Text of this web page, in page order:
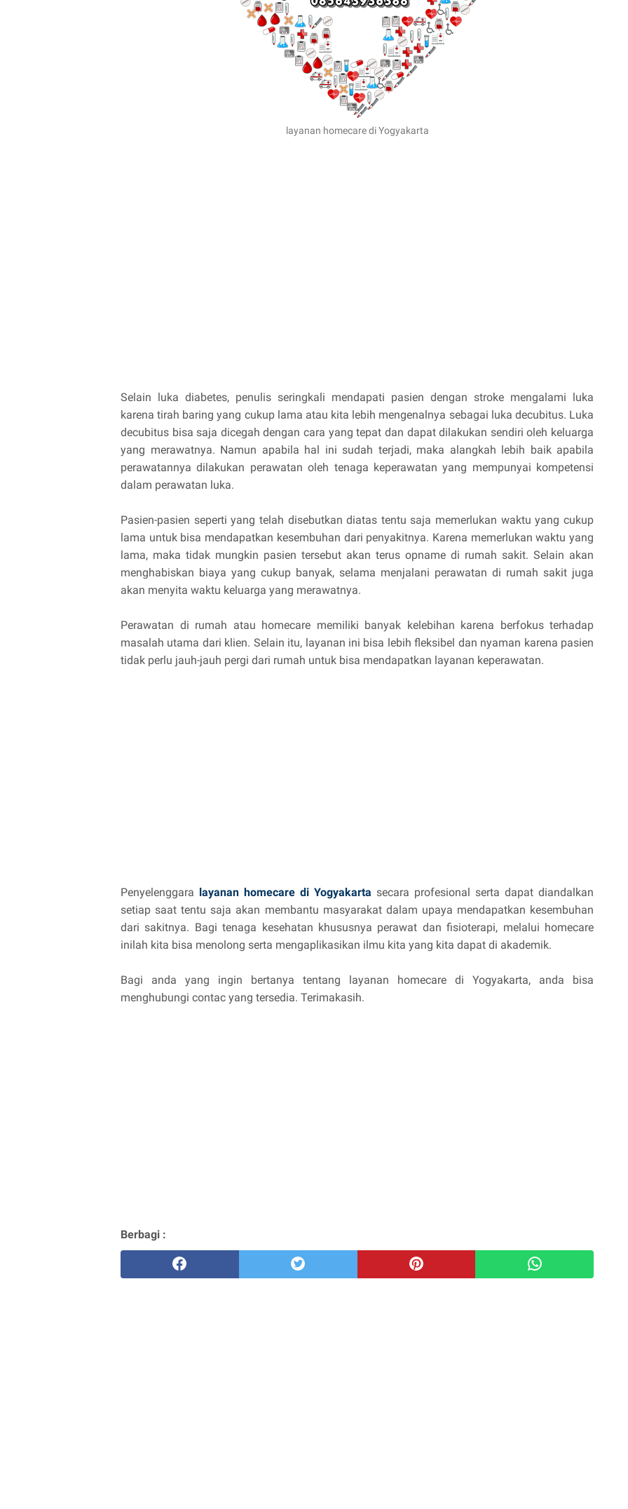
layanan homecare di Yogyakarta
Selain luka diabetes, penulis seringkali mendapati pasien dengan stroke mengalami luka
karena tirah baring yang cukup lama atau kita lebih mengenalnya sebagai luka decubitus. Luka
decubitus bisa saja dicegah dengan cara yang tepat dan dapat dilakukan sendiri oleh keluarga
yang merawatnya. Namun apabila hal ini sudah terjadi, maka alangkah lebih baik apabila
perawatannya dilakukan perawatan oleh tenaga keperawatan yang mempunyai kompetensi
dalam perawatan luka.
Pasien-pasien seperti yang telah disebutkan diatas tentu saja memerlukan waktu yang cukup
lama untuk bisa mendapatkan kesembuhan dari penyakitnya. Karena memerlukan waktu yang
lama, maka tidak mungkin pasien tersebut akan terus opname di rumah sakit. Selain akan
menghabiskan biaya yang cukup banyak, selama menjalani perawatan di rumah sakit juga
akan menyita waktu keluarga yang merawatnya.
Perawatan di rumah atau homecare memiliki banyak kelebihan karena berfokus terhadap
masalah utama dari klien. Selain itu, layanan ini bisa lebih fleksibel dan nyaman karena pasien
tidak perlu jauh-jauh pergi dari rumah untuk bisa mendapatkan layanan keperawatan.
Penyelenggara layanan homecare di Yogyakarta secara profesional serta dapat diandalkan
setiap saat tentu saja akan membantu masyarakat dalam upaya mendapatkan kesembuhan
dari sakitnya. Bagi tenaga kesehatan khususnya perawat dan fisioterapi, melalui homecare
inilah kita bisa menolong serta mengaplikasikan ilmu kita yang kita dapat di akademik.
Bagi anda yang ingin bertanya tentang layanan homecare di Yogyakarta, anda bisa
menghubungi contac yang tersedia. Terimakasih.
Berbagi :